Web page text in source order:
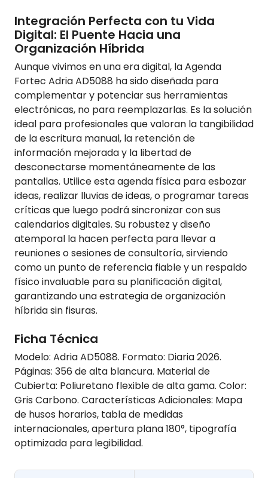
Integración Perfecta con tu Vida
Digital: El Puente Hacia una
Organización Híbrida
Aunque vivimos en una era digital, la Agenda
Fortec Adria AD5088 ha sido diseñada para
complementar y potenciar sus herramientas
electrónicas, no para reemplazarlas. Es la solución
ideal para profesionales que valoran la tangibilidad
de la escritura manual, la retención de
información mejorada y la libertad de
desconectarse momentáneamente de las
pantallas. Utilice esta agenda física para esbozar
ideas, realizar lluvias de ideas, o programar tareas
críticas que luego podrá sincronizar con sus
calendarios digitales. Su robustez y diseño
atemporal la hacen perfecta para llevar a
reuniones o sesiones de consultoría, sirviendo
como un punto de referencia fiable y un respaldo
físico invaluable para su planificación digital,
garantizando una estrategia de organización
híbrida sin fisuras.
Ficha Técnica
Modelo: Adria AD5088. Formato: Diaria 2026.
Páginas: 356 de alta blancura. Material de
Cubierta: Poliuretano flexible de alta gama. Color:
Gris Carbono. Características Adicionales: Mapa
de husos horarios, tabla de medidas
internacionales, apertura plana 180°, tipografía
optimizada para legibilidad.